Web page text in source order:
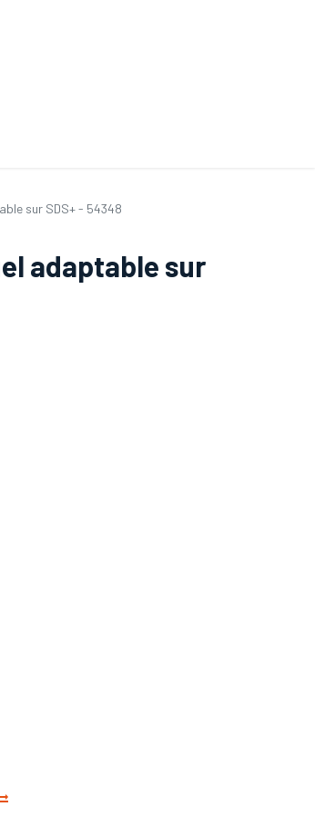
sur SDS+ - 54348
adaptable sur